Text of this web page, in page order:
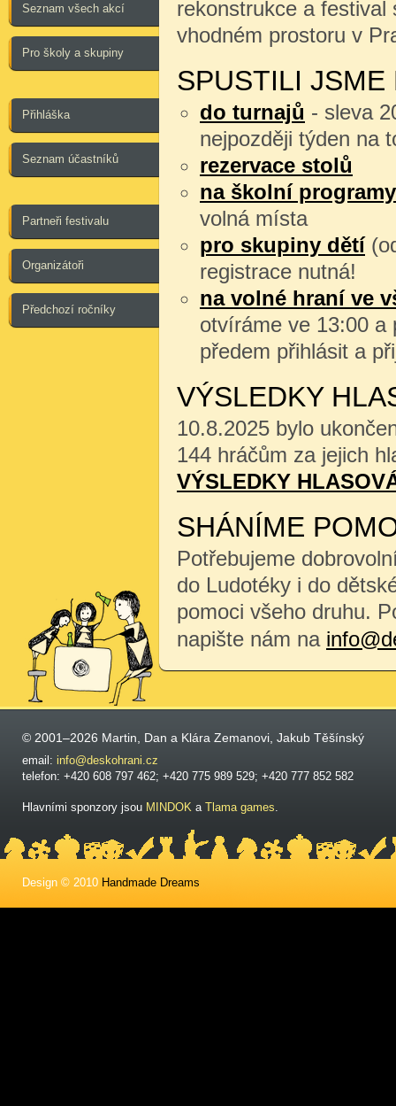
Seznam všech akcí
Pro školy a skupiny
Přihláška
Seznam účastníků
Partneři festivalu
Organizátoři
Předchozí ročníky
rekonstrukce a
vhodném prostoru v
SPUSTILI
do turnajů - sleva
nejpozději týden na
rezervace stolů
na školní
volná místa
pro skupiny dětí
registrace nutná!
na volné hraní ve
otvíráme ve 13:00 a
předem přihlásit a
VÝSLEDKY
10.8.2025 bylo
144 hráčům za jejich
VÝSLEDKY
SHÁNÍME
Potřebujeme
do Ludotéky i do
pomoci všeho druhu.
napište nám na
© 2001–2026 Martin, Dan a Klára Zemanovi, Jakub Těšínský
email: info@deskohrani.cz
telefon: +420 608 797 462; +420 775 989 529; +420 777 852 582
Hlavními sponzory jsou MINDOK a Tlama games.
Design © 2010 Handmade Dreams